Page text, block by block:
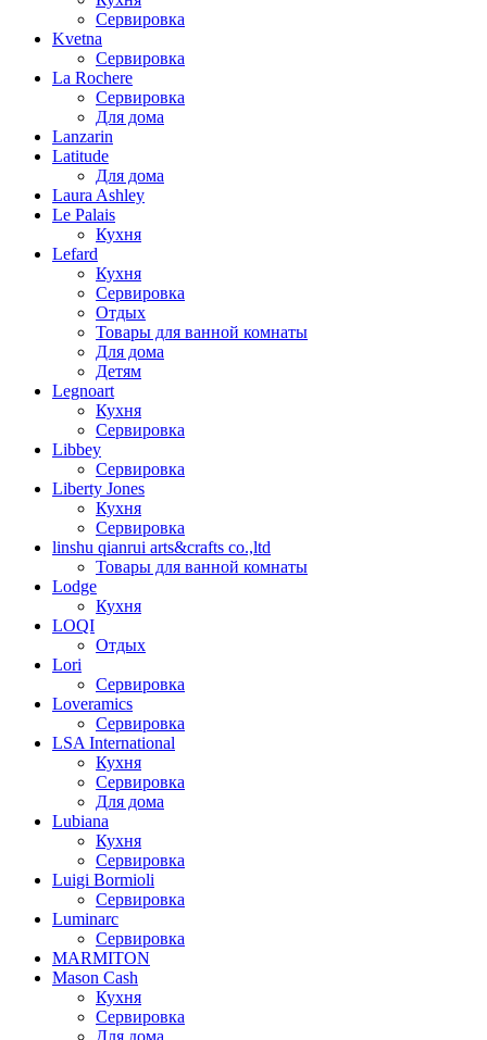
Сервировка
Kvetna
Сервировка
La Rochere
Сервировка
Для дома
Lanzarin
Latitude
Для дома
Laura Ashley
Le Palais
Кухня
Lefard
Кухня
Сервировка
Отдых
Товары для ванной комнаты
Для дома
Детям
Legnoart
Кухня
Сервировка
Libbey
Сервировка
Liberty Jones
Кухня
Сервировка
linshu qianrui arts&crafts co.,ltd
Товары для ванной комнаты
Lodge
Кухня
LOQI
Отдых
Lori
Сервировка
Loveramics
Сервировка
LSA International
Кухня
Сервировка
Для дома
Lubiana
Кухня
Сервировка
Luigi Bormioli
Сервировка
Luminarc
Сервировка
MARMITON
Mason Cash
Кухня
Сервировка